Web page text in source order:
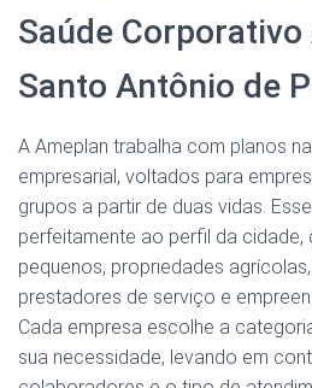
Saúde Corporativo
Santo Antônio de
A Ameplan trabalha com planos
empresarial, voltados para
grupos a partir de duas vidas.
perfeitamente ao perfil da cidade,
pequenos, propriedades
prestadores de serviço e
Cada empresa escolhe a
sua necessidade, levando em